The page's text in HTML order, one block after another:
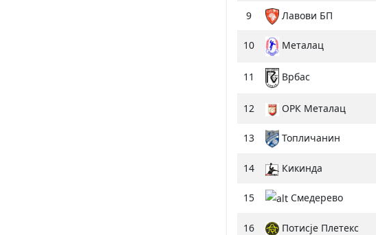
9 Лавови БП
10 Металац
11 Врбас
12 ОРК Металац
13 Топличанин
14 Кикинда
15 Смедерево
16 Потисје Плетекс